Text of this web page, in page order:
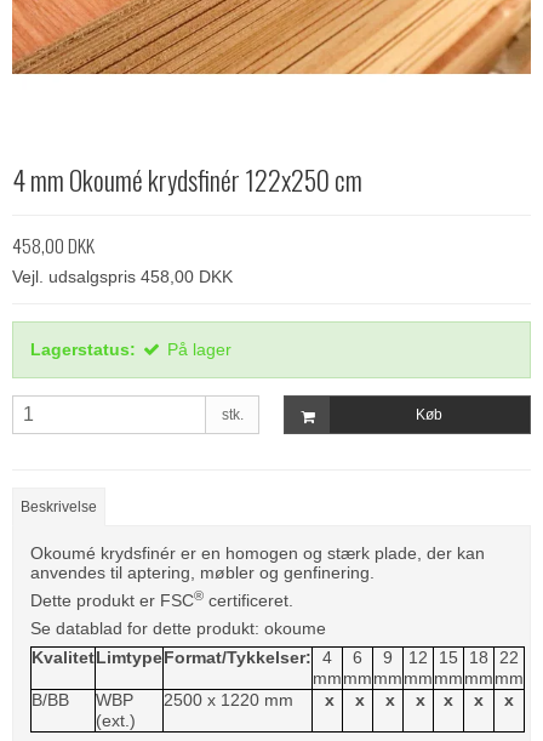
4 mm Okoumé krydsfinér 122x250 cm
458,00 DKK
Vejl. udsalgspris 458,00 DKK
Lagerstatus: På lager
stk. Køb
Beskrivelse
Okoumé krydsfinér er en homogen og stærk plade, der kan
anvendes til aptering, møbler og genfinering.
Dette produkt er FSC® certificeret.
Se datablad for dette produkt: okoume
KvalitetLimtypeFormat/Tykkelser:
4
mm
6
mm
9
mm
12
mm
15
mm
18
mm
22
mm
B/BB
WBP
(ext.)
2500 x 1220 mm x x x x x x x